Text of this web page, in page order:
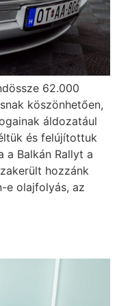
62.000
köszönhetően,
áldozatául
és felújítottuk
a Balkán Rallyt a
hozzánk
e olajfolyás, az